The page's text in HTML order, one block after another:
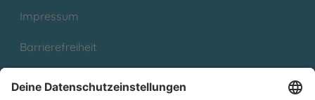
Impressum
Barrierefreiheit